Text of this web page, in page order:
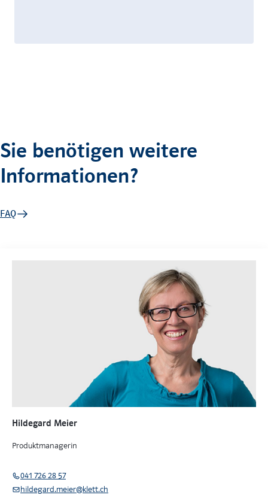
Sie benötigen weitere
Informationen?
FAQ
Hildegard Meier
Produktmanagerin
041 726 28 57
hildegard.meier@klett.ch